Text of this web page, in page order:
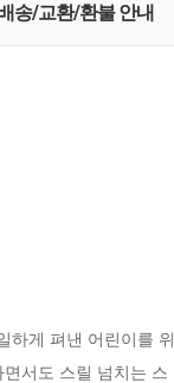
송/교환/환불 안내
하게 펴낸 어린이를 위
서도 스릴 넘치는 스